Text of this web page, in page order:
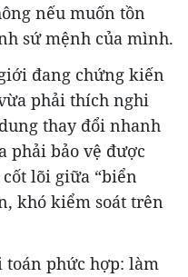
nếu muốn tồn
sứ mệnh của mình.
đang chứng kiến
phải thích nghi
thay đổi nhanh
phải bảo vệ được
lõi giữa “biển
khó kiểm soát trên
phức hợp: làm